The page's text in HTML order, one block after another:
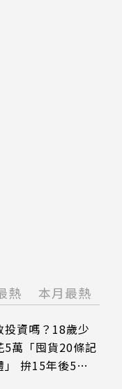
熱 本月最熱
投資嗎？18歲少
5萬「囤貨20條記
」 拚15年後5倍